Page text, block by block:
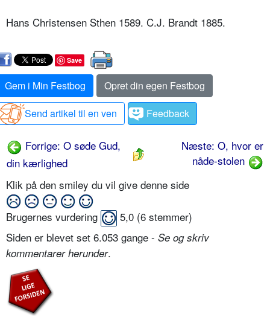
Hans Christensen Sthen 1589. C.J. Brandt 1885.
Save
Gem i Min Festbog
Opret din egen Festbog
Send artikel til en ven
Feedback
Forrige: O søde Gud,
din kærlighed
Næste: O, hvor er
nåde-stolen
Klik på den smiley du vil give denne side
Brugernes vurdering 5,0 (6 stemmer)
Siden er blevet set 6.053 gange - Se og skriv
kommentarer herunder.